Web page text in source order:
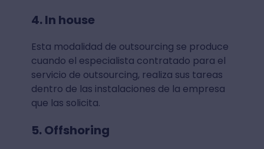
4. In house
Esta modalidad de outsourcing se produce
cuando el especialista contratado para el
servicio de outsourcing, realiza sus tareas
dentro de las instalaciones de la empresa
que las solicita.
5. Offshoring